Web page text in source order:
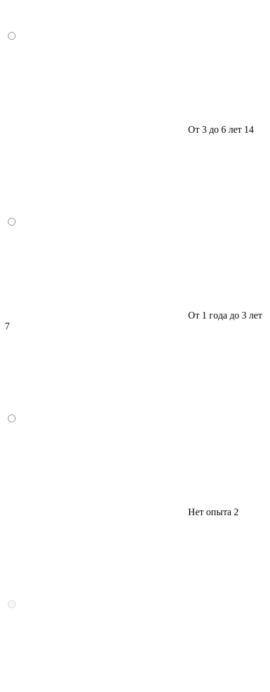
От 3 до 6 лет 14
От 1 года до 3 лет
7
Нет опыта 2